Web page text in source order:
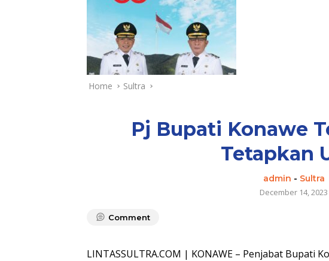
Home Sultra
Pj Bupati Konawe
Tetapkan
admin - Sultra
December 14, 2023
Comment
LINTASSULTRA.COM | KONAWE – Penjabat Bupati